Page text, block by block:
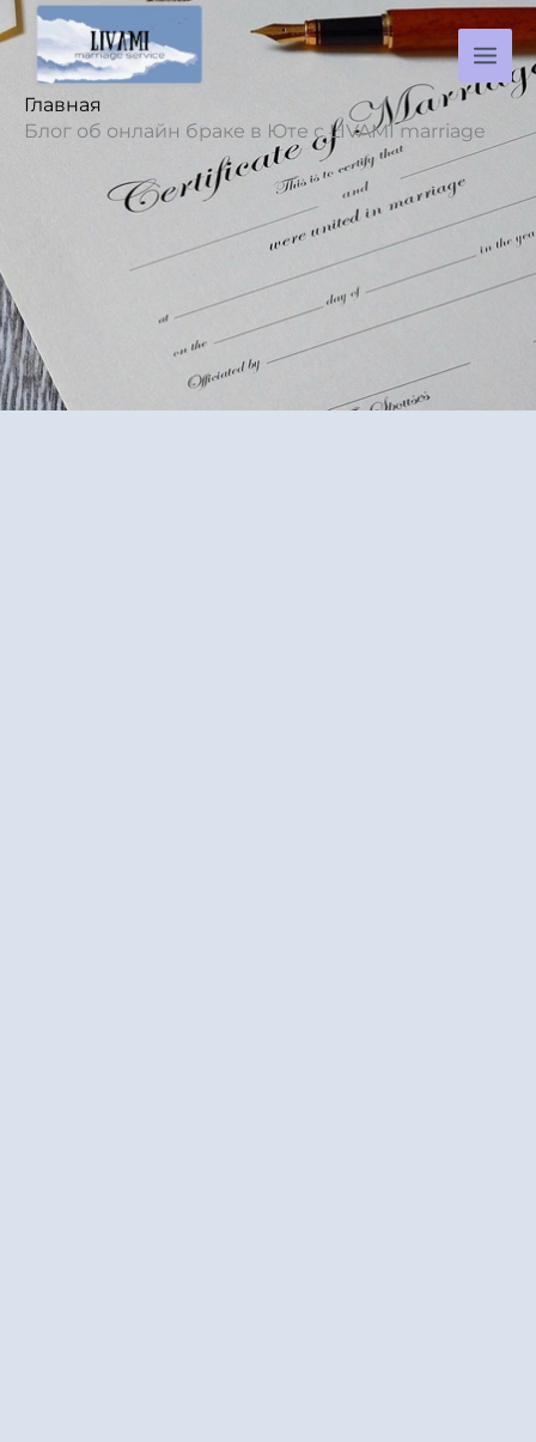
Перейти
к
содержимому
Главная
Блог об онлайн браке в Юте с LIVAMI marriage